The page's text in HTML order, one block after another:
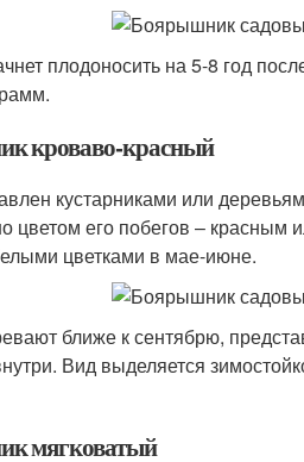
плодоносить на 5-8 год
кроваво-красный
кустарниками или
цветом его побегов –
цветками в мае-июне.
ближе к сентябрю,
Вид выделяется
мягковатый